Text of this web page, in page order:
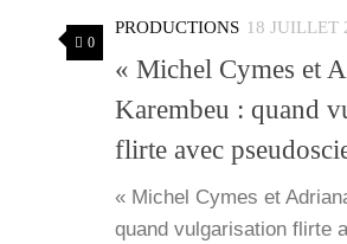
0
PRODUCTIONS 18 JUILLET
« Michel Cymes et
Karembeu : quand
flirte avec
« Michel Cymes et
quand vul­ga­ri­sa­tion flirte